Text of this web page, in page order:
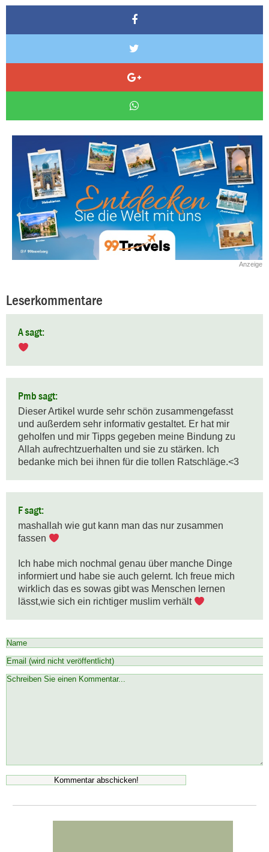
Anzeige
Leserkommentare
A sagt:
Pmb sagt:
Dieser Artikel wurde sehr schön zusammengefasst
und außerdem sehr informativ gestaltet. Er hat mir
geholfen und mir Tipps gegeben meine Bindung zu
Allah aufrechtzuerhalten und sie zu stärken. Ich
bedanke mich bei ihnen für die tollen Ratschläge.<3
F sagt:
mashallah wie gut kann man das nur zusammen
fassen
Ich habe mich nochmal genau über manche Dinge
informiert und habe sie auch gelernt. Ich freue mich
wirklich das es sowas gibt was Menschen lernen
lässt,wie sich ein richtiger muslim verhält